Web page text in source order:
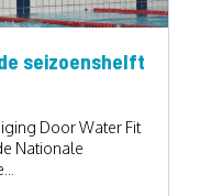
seizoenshelft
Door Water Fit
Nationale